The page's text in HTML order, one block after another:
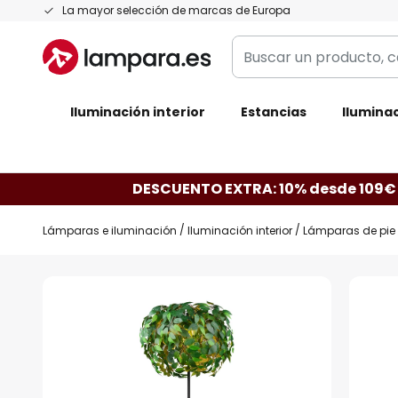
La mayor selección de marcas de Europa
Ir
contenido
Buscar
un
categoría,
Iluminación interior Estancias
DESCUENTO EXTRA: 10% desde
Lámparas e iluminación Iluminación interior Lámparas de pie